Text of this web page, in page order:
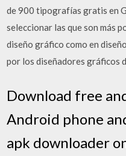
de 900 tipografías gratis en
seleccionar las que son más
diseño gráfico como en
por los diseñadores gráficos
Download free
Android phone
apk downloader